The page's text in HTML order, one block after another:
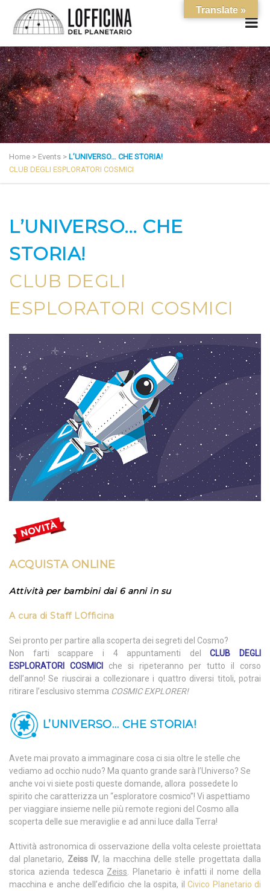
Home > Events > L’UNIVERSO… CHE STORIA!
CLUB DEGLI ESPLORATORI COSMICI
L’UNIVERSO… CHE
STORIA!
CLUB DEGLI
ESPLORATORI COSMICI
ACQUISTA ONLINE
Attività per bambini dai 6 anni in su
A cura di Staff LOfficina
Sei pronto per partire alla scoperta dei segreti del Cosmo?
Non farti scappare i 4 appuntamenti delCLUB DEGLI
ESPLORATORI COSMICI
che si ripeteranno per tutto il corso
dell’anno! Se riuscirai a collezionare i quattro diversi titoli, potrai
ritirare l’esclusivo stemma COSMIC EXPLORER!
L’UNIVERSO… CHE STORIA!
Avete mai provato a immaginare cosa ci sia oltre le stelle che
vediamo ad occhio nudo? Ma quanto grande sarà l’Universo? Se
anche voi vi siete posti queste domande, allora possedete lo
spirito che caratterizza un “esploratore cosmico”! Vi aspettiamo
per viaggiare insieme nelle più remote regioni del Cosmo alla
scoperta delle sue meraviglie e ad anni luce dalla Terra!
Attività astronomica di osservazione della volta celeste proiettata
dal planetario, Zeiss IV, la macchina delle stelle progettata dalla
storica azienda tedesca Zeiss . Planetario è infatti il nome della
macchina e anche dell’edificio che la ospita, ilCivico Planetario di
Translate »